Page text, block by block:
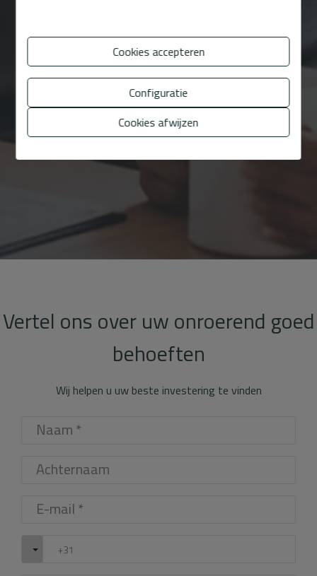
Vertel ons over uw onroerend goed
behoeften
Wij helpen u uw beste investering te vinden
Cookies accepteren
Configuratie
Cookies afwijzen